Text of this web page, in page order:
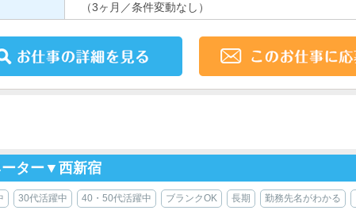
（3ヶ月／条件変動なし）
ーター▼西新宿
30代活躍中 40・50代活躍中 ブランクOK 長期 勤務先名がわかる